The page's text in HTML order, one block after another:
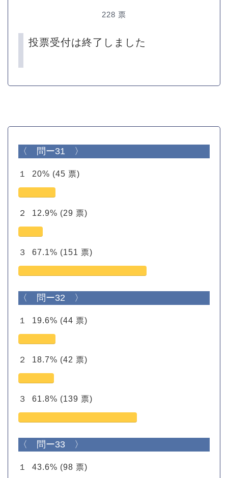
228 票
投票受付は終了しました
〈 問ー31 〉
１ 20% (45 票)
２ 12.9% (29 票)
３ 67.1% (151 票)
〈 問ー32 〉
１ 19.6% (44 票)
２ 18.7% (42 票)
３ 61.8% (139 票)
〈 問ー33 〉
１ 43.6% (98 票)